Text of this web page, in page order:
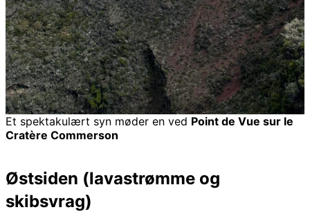
Et spektakulært syn møder en ved Point de Vue sur le
Cratère Commerson
Østsiden (lavastrømme og
skibsvrag)